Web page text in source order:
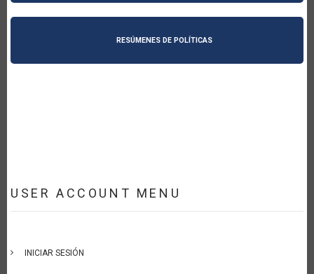
RESÚMENES DE POLÍTICAS
USER ACCOUNT MENU
INICIAR SESIÓN